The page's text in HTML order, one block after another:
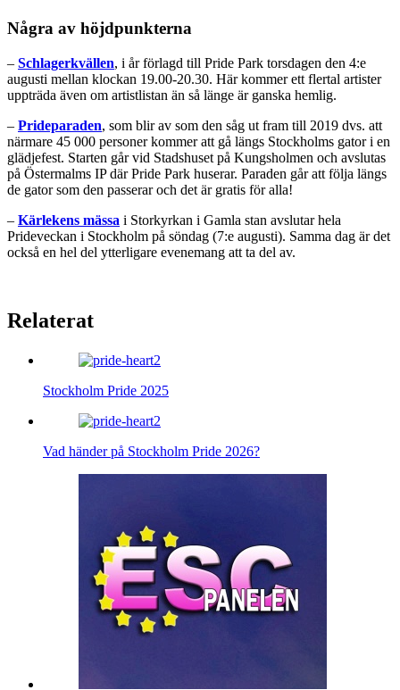
Några av höjdpunkterna
– Schlagerkvällen, i år förlagd till Pride Park torsdagen den 4:e
augusti mellan klockan 19.00-20.30. Här kommer ett flertal artister
uppträda även om artistlistan än så länge är ganska hemlig.
– Prideparaden, som blir av som den såg ut fram till 2019 dvs. att
närmare 45 000 personer kommer att gå längs Stockholms gator i en
glädjefest. Starten går vid Stadshuset på Kungsholmen och avslutas
på Östermalms IP där Pride Park huserar. Paraden går att följa längs
de gator som den passerar och det är gratis för alla!
– Kärlekens mässa i Storkyrkan i Gamla stan avslutar hela
Prideveckan i Stockholm på söndag (7:e augusti). Samma dag är det
också en hel del ytterligare evenemang att ta del av.
Relaterat
Stockholm Pride 2025
Vad händer på Stockholm Pride 2026?